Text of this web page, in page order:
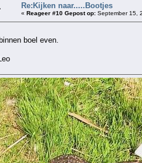
Re:Kijken naar.....Bootjes
« Reageer #10 Gepost op: September 15,
boel even.